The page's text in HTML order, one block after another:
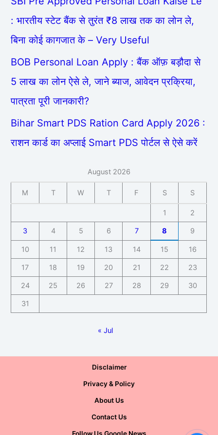
: भारतीय स्टेट बैंक से तुरंत ₹8 लाख तक का लोन ले,
बिना कोई कागजात के – Very Useful
BOB Personal Loan Apply : बैंक ऑफ़ बड़ौदा से
5 लाख का लोन ऐसे ले, जाने ब्याज, आवेदन प्रक्रिया,
पात्रता पूरी जानकारी?
Bihar Smart PDS Ration Card Apply 2026 :
राशन कार्ड का अप्लाई Smart PDS पोर्टल से ऐसे करें
August 2026
M T W T F S S
1 2
3 4 5 6 7 8 9
10 11 12 13 14 15 16
17 18 19 20 21 22 23
24 25 26 27 28 29 30
31
« Jul
Disclaimer
Privacy & Policy
About Us
Contact Us